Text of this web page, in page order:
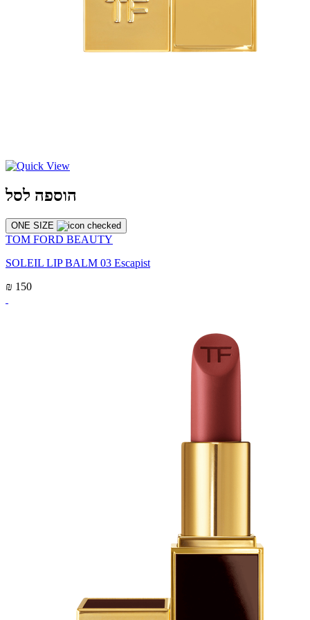
הוספה לסל
ONE SIZE
TOM FORD BEAUTY
SOLEIL LIP BALM 03 Escapist
₪ 150